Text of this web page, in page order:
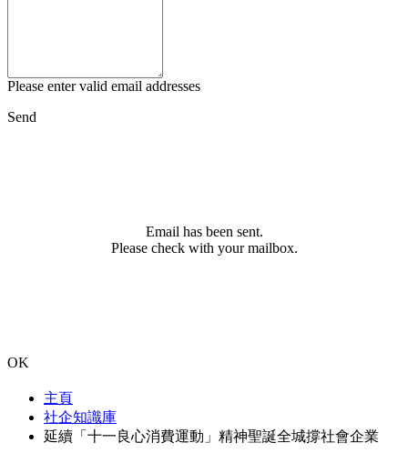
Please enter valid email addresses
Send
Email has been sent.
Please check with your mailbox.
OK
主頁
社企知識庫
延續「十一良心消費運動」精神聖誕全城撐社會企業